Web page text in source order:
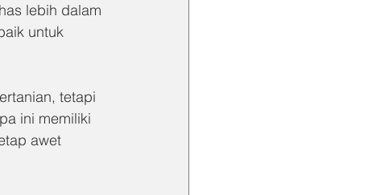
lebih dalam
untuk
tetapi
ini memiliki
awet